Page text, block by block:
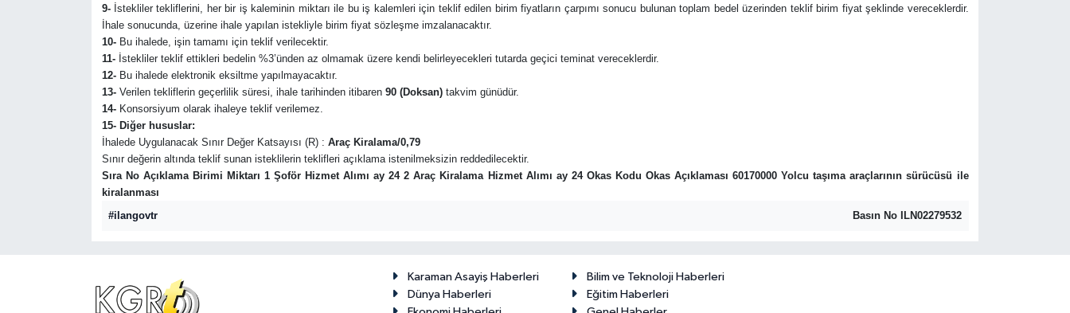
9-İstekliler tekliflerini, her bir iş kaleminin miktarı ile bu iş kalemleri için teklif edilen birim fiyatların çarpımı sonucu bulunan toplam bedel üzerinden teklif birim fiyat şeklinde vereceklerdir.
İhale sonucunda, üzerine ihale yapılan istekliyle birim fiyat sözleşme imzalanacaktır.
10-Bu ihalede, işin tamamı için teklif verilecektir.
11-İstekliler teklif ettikleri bedelin %3’ünden az olmamak üzere kendi belirleyecekleri tutarda geçici teminat vereceklerdir.
12-Bu ihalede elektronik eksiltme yapılmayacaktır.
13-Verilen tekliflerin geçerlilik süresi, ihale tarihinden itibaren 90 (Doksan)takvim günüdür.
14-Konsorsiyum olarak ihaleye teklif verilemez.
15- Diğer hususlar:
İhalede Uygulanacak Sınır Değer Katsayısı (R) : Araç Kiralama/0,79
Sınır değerin altında teklif sunan isteklilerin teklifleri açıklama istenilmeksizin reddedilecektir.
Sıra No Açıklama Birimi Miktarı 1 Şoför Hizmet Alımı ay 24 2 Araç Kiralama Hizmet Alımı ay 24 Okas Kodu Okas Açıklaması 60170000 Yolcu taşıma araçlarının sürücüsü ile
kiralanması
#ilangovtr
Basın No ILN02279532
Karaman Asayiş Haberleri
Bilim ve Teknoloji Haberleri
Dünya Haberleri
Eğitim Haberleri